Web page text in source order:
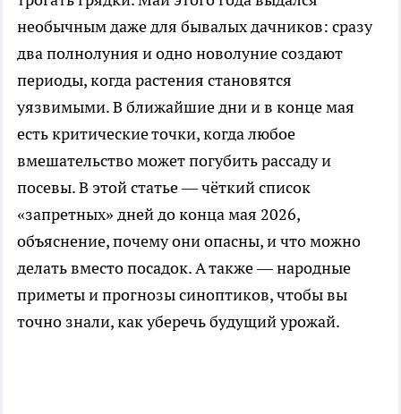
необычным даже для бывалых дачников: сразу
два полнолуния и одно новолуние создают
периоды, когда растения становятся
уязвимыми. В ближайшие дни и в конце мая
есть критические точки, когда любое
вмешательство может погубить рассаду и
посевы. В этой статье — чёткий список
«запретных» дней до конца мая 2026,
объяснение, почему они опасны, и что можно
делать вместо посадок. А также — народные
приметы и прогнозы синоптиков, чтобы вы
точно знали, как уберечь будущий урожай.